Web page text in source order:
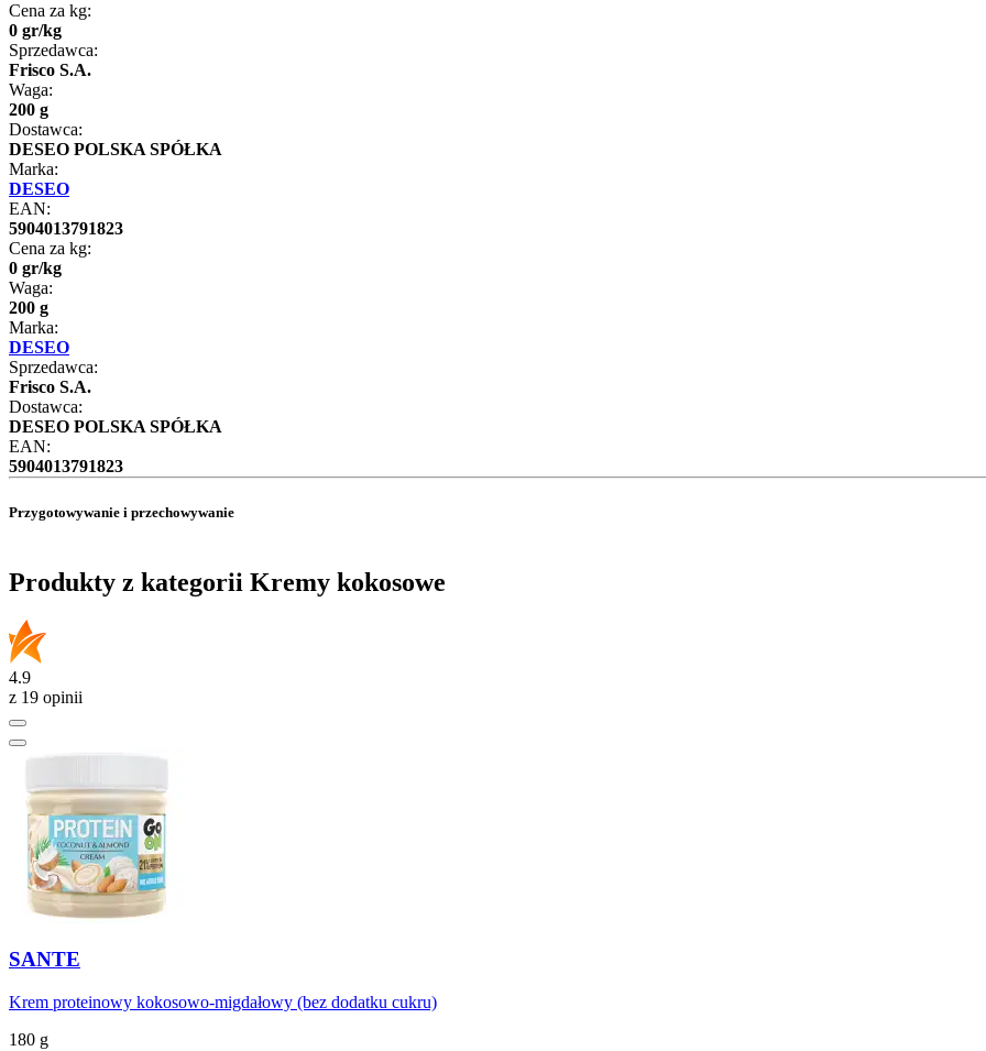
Cena za kg:
0 gr/kg
Sprzedawca:
Frisco S.A.
Waga:
200 g
Dostawca:
DESEO POLSKA SPÓŁKA
Marka:
DESEO
EAN:
5904013791823
Cena za kg:
0 gr/kg
Waga:
200 g
Marka:
DESEO
Sprzedawca:
Frisco S.A.
Dostawca:
DESEO POLSKA SPÓŁKA
EAN:
5904013791823
Przygotowywanie i przechowywanie
Produkty z kategorii Kremy kokosowe
4.9
z 19 opinii
SANTE
Krem proteinowy kokosowo-migdałowy (bez dodatku cukru)
180 g